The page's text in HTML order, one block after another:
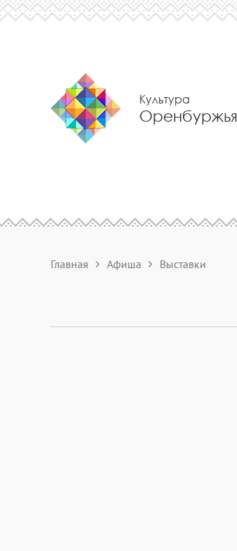
Культура
Оренбуржья
Главная Афиша Выставки